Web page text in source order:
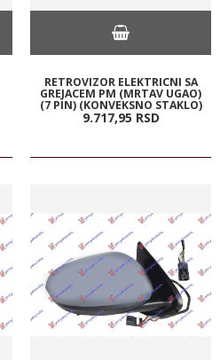
RETROVIZOR ELEKTRICNI SA
GREJACEM PM (MRTAV UGAO)
(7 PIN) (KONVEKSNO STAKLO)
9.717,95 RSD